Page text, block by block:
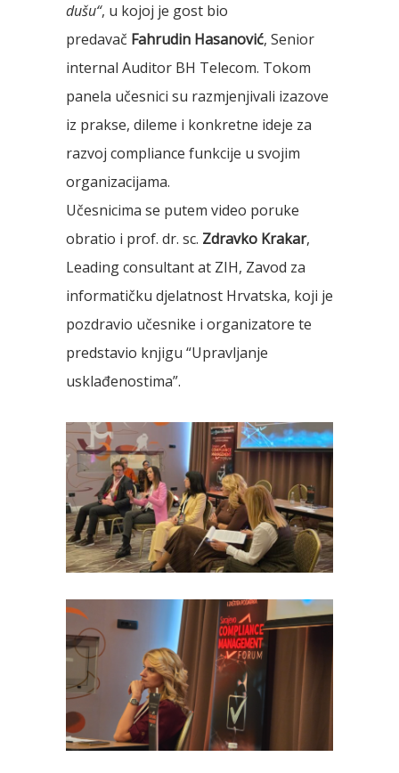
dušu“, u kojoj je gost bio
predavač Fahrudin Hasanović, Senior
internal Auditor BH Telecom. Tokom
panela učesnici su razmjenjivali izazove
iz prakse, dileme i konkretne ideje za
razvoj compliance funkcije u svojim
organizacijama.
Učesnicima se putem video poruke
obratio i prof. dr. sc. Zdravko Krakar,
Leading consultant at ZIH, Zavod za
informatičku djelatnost Hrvatska, koji je
pozdravio učesnike i organizatore te
predstavio knjigu “Upravljanje
usklađenostima”.